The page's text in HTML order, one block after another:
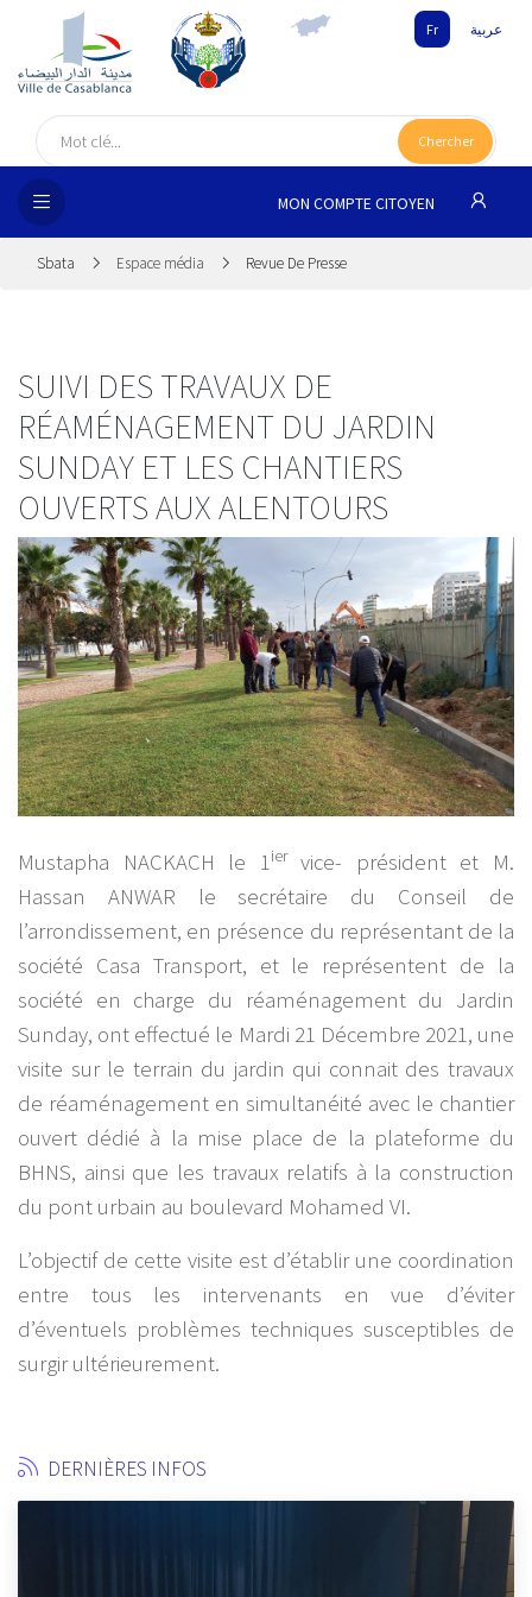
Fr عربية
Chercher
MON COMPTE CITOYEN
Sbata Espace média Revue De Presse
SUIVI DES TRAVAUX DE
RÉAMÉNAGEMENT DU JARDIN
SUNDAY ET LES CHANTIERS
OUVERTS AUX ALENTOURS
Mustapha NACKACH le 1iervice- président et M.
Hassan ANWAR le secrétaire du Conseil de
l’arrondissement, en présence du représentant de la
société Casa Transport, et le représentent de la
société en charge du réaménagement du Jardin
Sunday, ont effectué le Mardi 21 Décembre 2021, une
visite sur le terrain du jardin qui connait des travaux
de réaménagement en simultanéité avec le chantier
ouvert dédié à la mise place de la plateforme du
BHNS, ainsi que les travaux relatifs à la construction
du pont urbain au boulevard Mohamed VI.
L’objectif de cette visite est d’établir une coordination
entre tous les intervenants en vue d’éviter
d’éventuels problèmes techniques susceptibles de
surgir ultérieurement.
DERNIÈRES INFOS